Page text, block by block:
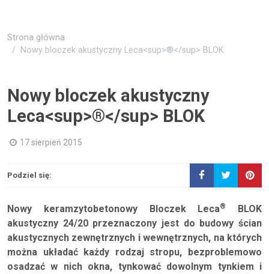
Strona główna
Nowy bloczek akustyczny Leca<sup>®</sup> BLOK
Nowy bloczek akustyczny
Leca<sup>®</sup> BLOK
17 sierpień 2015
Podziel się:
Nowy keramzytobetonowy Bloczek Leca®
BLOK
akustyczny 24/20 przeznaczony jest do budowy ścian
akustycznych zewnętrznych i wewnętrznych, na których
można układać każdy rodzaj stropu, bezproblemowo
osadzać w nich okna, tynkować dowolnym tynkiem i